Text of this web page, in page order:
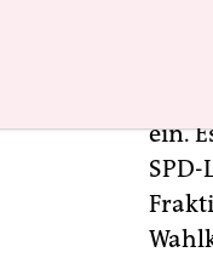
Ralf
ein.